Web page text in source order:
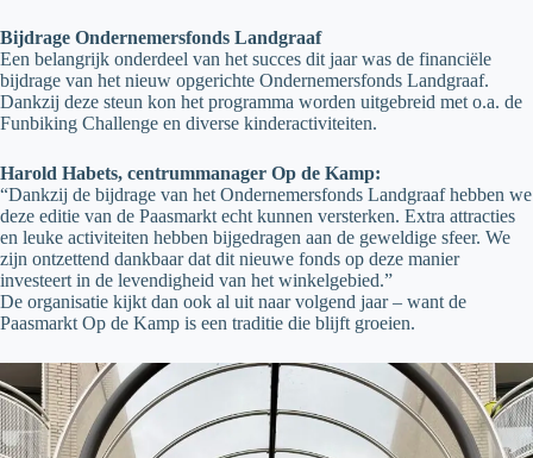
Bijdrage Ondernemersfonds Landgraaf
Een belangrijk onderdeel van het succes dit jaar was de financiële
bijdrage van het nieuw opgerichte Ondernemersfonds Landgraaf.
Dankzij deze steun kon het programma worden uitgebreid met o.a. de
Funbiking Challenge en diverse kinderactiviteiten.
Harold Habets, centrummanager Op de Kamp:
“Dankzij de bijdrage van het Ondernemersfonds Landgraaf hebben we
deze editie van de Paasmarkt echt kunnen versterken. Extra attracties
en leuke activiteiten hebben bijgedragen aan de geweldige sfeer. We
zijn ontzettend dankbaar dat dit nieuwe fonds op deze manier
investeert in de levendigheid van het winkelgebied.”
De organisatie kijkt dan ook al uit naar volgend jaar – want de
Paasmarkt Op de Kamp is een traditie die blijft groeien.